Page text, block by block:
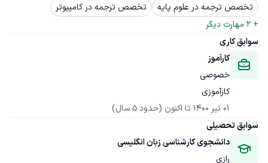
تخصص ترجمه در علوم پایه
تخصص ترجمه در کامپیوتر
+
2 مهارت دیگر
سوابق کاری
کارآموز
خصوصی
کارآموزی
01 تیر 1400
تا اکنون (حدود 5 سال)
سوابق تحصیلی
دانشجوی کارشناسی زبان انگلیسی
رازی